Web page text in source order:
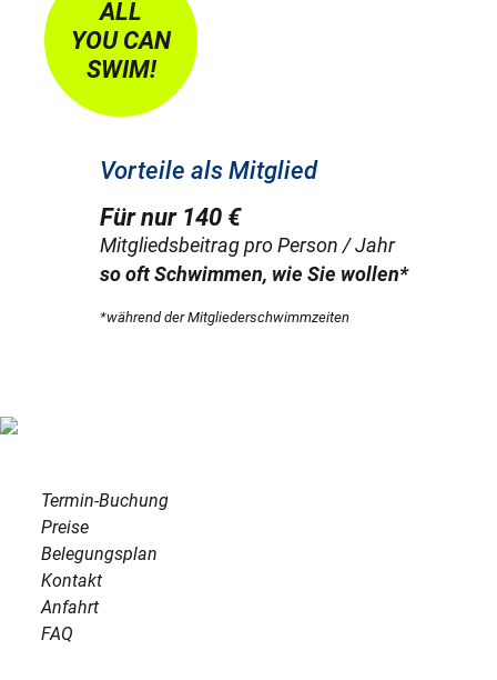
Vorteile als Mitglied
Für nur 140 €
Mitgliedsbeitrag pro Person / Jahr
so oft Schwimmen, wie Sie wollen*
*während der Mitgliederschwimmzeiten
ALL
YOU CAN
SWIM!
Termin-Buchung
Preise
Belegungsplan
Kontakt
Anfahrt
FAQ